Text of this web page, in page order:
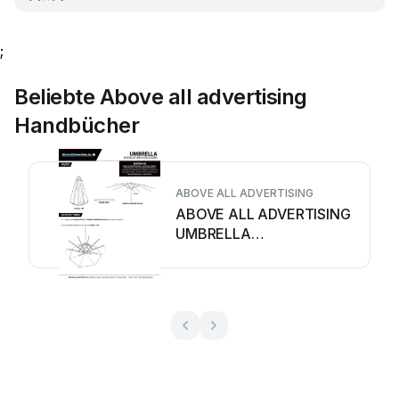
;
Beliebte Above all advertising
Handbücher
ABOVE ALL ADVERTISING
ABOVE ALL ADVERTISING
UMBRELLA